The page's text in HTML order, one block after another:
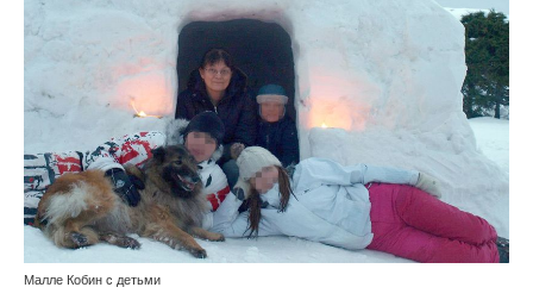
Малле Кобин с детьми